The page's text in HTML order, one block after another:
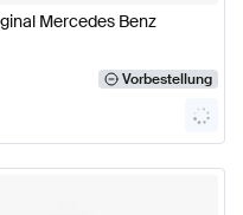
Mercedes Benz
Vorbestellung